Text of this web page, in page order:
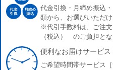
代金引換・月締め振込
類から、お選びいただけ
※代引手数料は、ご注
（税込） のご負担とな
便利なお届けサービス
ご希望時間帯サービス［